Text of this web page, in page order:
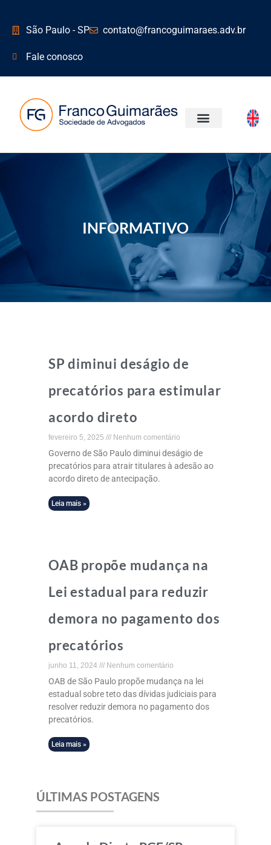
São Paulo - SP contato@francoguimaraes.adv.br
Fale conosco
INFORMATIVO
SP diminui deságio de
precatórios para estimular
acordo direto
fevereiro 5, 2025 Nenhum comentário
Governo de São Paulo diminui deságio de
precatórios para atrair titulares à adesão ao
acordo direto de antecipação.
Leia mais »
OAB propõe mudança na
Lei estadual para reduzir
demora no pagamento dos
precatórios
junho 11, 2024 Nenhum comentário
OAB de São Paulo propõe mudança na lei
estadual sobre teto das dívidas judiciais para
resolver reduzir demora no pagamento dos
precatórios.
Leia mais »
ÚLTIMAS POSTAGENS